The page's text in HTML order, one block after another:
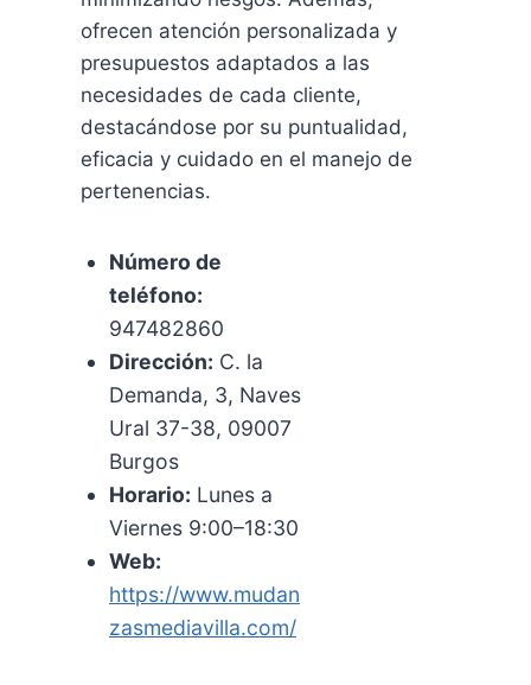
ofrecen atención personalizada y
presupuestos adaptados a las
necesidades de cada cliente,
destacándose por su puntualidad,
eficacia y cuidado en el manejo de
pertenencias.
Número de
teléfono:
947482860
Dirección: C. la
Demanda, 3, Naves
Ural 37-38, 09007
Burgos
Horario: Lunes a
Viernes 9:00–18:30
Web:
https://www.mudan
zasmediavilla.com/